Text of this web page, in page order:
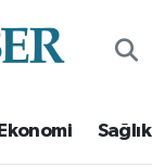
Ekonomi Sağlık